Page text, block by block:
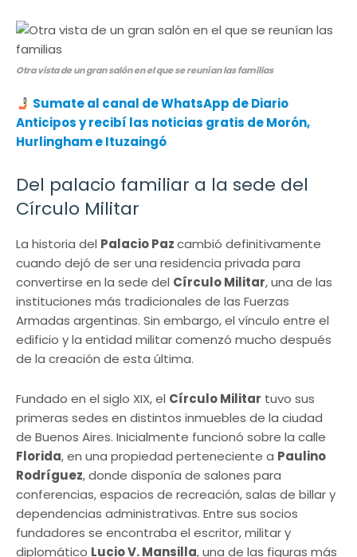
Otra vista de un gran salón en el que se reunían las familias
Sumate al canal de WhatsApp de Diario
Anticipos y recibí las noticias gratis de Morón,
Hurlingham e Ituzaingó
Del palacio familiar a la sede del
Círculo Militar
La historia del Palacio Pazcambió definitivamente
cuando dejó de ser una residencia privada para
convertirse en la sede del Círculo Militar, una de las
instituciones más tradicionales de las Fuerzas
Armadas argentinas. Sin embargo, el vínculo entre el
edificio y la entidad militar comenzó mucho después
de la creación de esta última.
Fundado en el siglo XIX, el Círculo Militar tuvo sus
primeras sedes en distintos inmuebles de la ciudad
de Buenos Aires. Inicialmente funcionó sobre la calle
Florida, en una propiedad perteneciente a Paulino
Rodríguez, donde disponía de salones para
conferencias, espacios de recreación, salas de billar y
dependencias administrativas. Entre sus socios
fundadores se encontraba el escritor, militar y
diplomático Lucio V. Mansilla, una de las figuras más